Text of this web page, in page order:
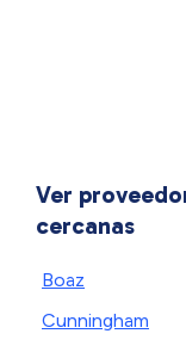
Ver
cercanas
Boaz
Cunningham